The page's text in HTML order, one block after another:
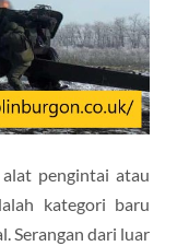
alat pengintai atau
kategori baru
Serangan dari luar